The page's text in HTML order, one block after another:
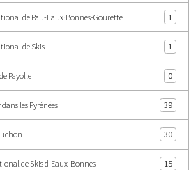
de Pau-Eaux·Bonnes-Gourette 1
de Skis 1
Payolle 0
les Pyrénées 39
30
de Skis d'Eaux-Bonnes 15